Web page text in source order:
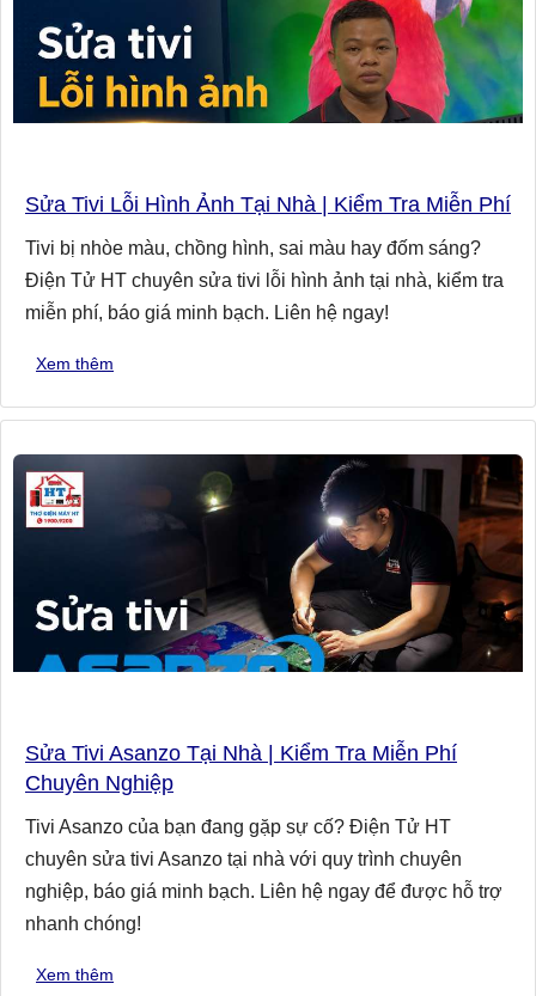
Sửa Tivi Lỗi Hình Ảnh Tại Nhà | Kiểm Tra Miễn Phí
Tivi bị nhòe màu, chồng hình, sai màu hay đốm sáng?
Điện Tử HT chuyên sửa tivi lỗi hình ảnh tại nhà, kiểm tra
miễn phí, báo giá minh bạch. Liên hệ ngay!
Xem thêm
Sửa Tivi Asanzo Tại Nhà | Kiểm Tra Miễn Phí
Chuyên Nghiệp
Tivi Asanzo của bạn đang gặp sự cố? Điện Tử HT
chuyên sửa tivi Asanzo tại nhà với quy trình chuyên
nghiệp, báo giá minh bạch. Liên hệ ngay để được hỗ trợ
nhanh chóng!
Xem thêm